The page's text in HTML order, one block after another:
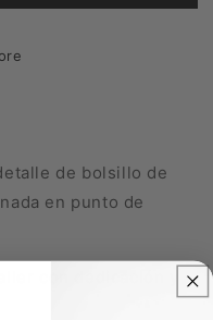
de bolsillo de
en punto de